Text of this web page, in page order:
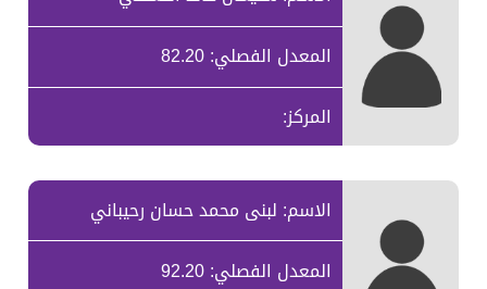
المعدل الفصلي: 82.20
المركز:
الاسم: لبنى محمد حسان رحيباني
المعدل الفصلي: 92.20